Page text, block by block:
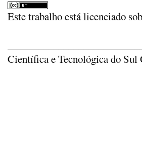
Este trabalho está licenciado
Científica e Tecnológica do